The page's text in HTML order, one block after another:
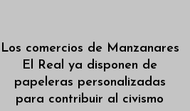
Los comercios de Manzanares
El Real ya disponen de
papeleras personalizadas
para contribuir al civismo